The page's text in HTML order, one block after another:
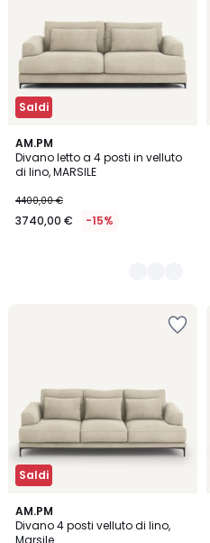
Saldi
AM.PM
Divano letto a 4 posti in velluto
di lino, MARSILE
4400,00 €
3740,00 € -15%
5
Colori
Saldi
AM.PM
Divano 4 posti velluto di lino,
Marsile
5
Colori